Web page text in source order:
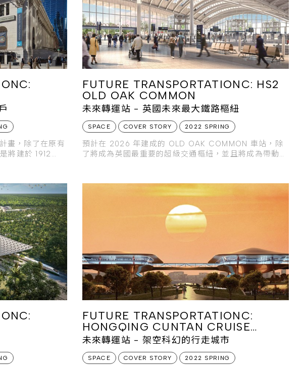
畫，除了在原有
將建於 1912
FUTURE TRANSPORTATIONC: HS2
OLD OAK COMMON
未來轉運站 - 英國未來最大鐵路樞紐
SPACE COVER STORY 2022 SPRING
預計在 2026 年建成的 OLD OAK COMMON 車站，除
了將成為英國最重要的超級交通樞紐，並且將成為帶動倫
FUTURE TRANSPORTATIONC:
HONGQING CUNTAN CRUISE
TERMINAL
未來轉運站 - 架空科幻的行走城市
SPACE COVER STORY 2022 SPRING